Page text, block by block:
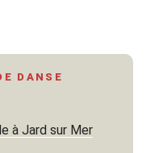
DANSE
à Jard sur Mer